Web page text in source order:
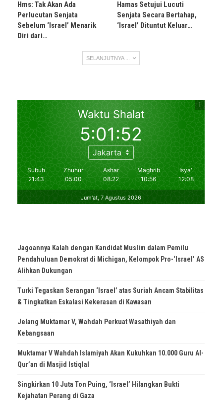
Hms: Tak Akan Ada
Perlucutan Senjata
Sebelum ‘Israel’ Menarik
Diri dari…
Hamas Setujui Lucuti
Senjata Secara Bertahap,
‘Israel’ Dituntut Keluar…
SELANJUTNYA ...
Jagoannya Kalah dengan Kandidat Muslim dalam Pemilu
Pendahuluan Demokrat di Michigan, Kelompok Pro-‘Israel’ AS
Alihkan Dukungan
Turki Tegaskan Serangan ‘Israel’ atas Suriah Ancam Stabilitas
& Tingkatkan Eskalasi Kekerasan di Kawasan
Jelang Muktamar V, Wahdah Perkuat Wasathiyah dan
Kebangsaan
Muktamar V Wahdah Islamiyah Akan Kukuhkan 10.000 Guru Al-
Qur’an di Masjid Istiqlal
Singkirkan 10 Juta Ton Puing, ‘Israel’ Hilangkan Bukti
Kejahatan Perang di Gaza